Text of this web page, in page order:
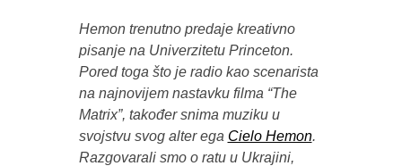
Hemon trenutno predaje kreativno
pisanje na Univerzitetu Princeton.
Pored toga što je radio kao scenarista
na najnovijem nastavku filma “The
Matrix”, također snima muziku u
svojstvu svog alter ega Cielo Hemon.
Razgovarali smo o ratu u Ukrajini,